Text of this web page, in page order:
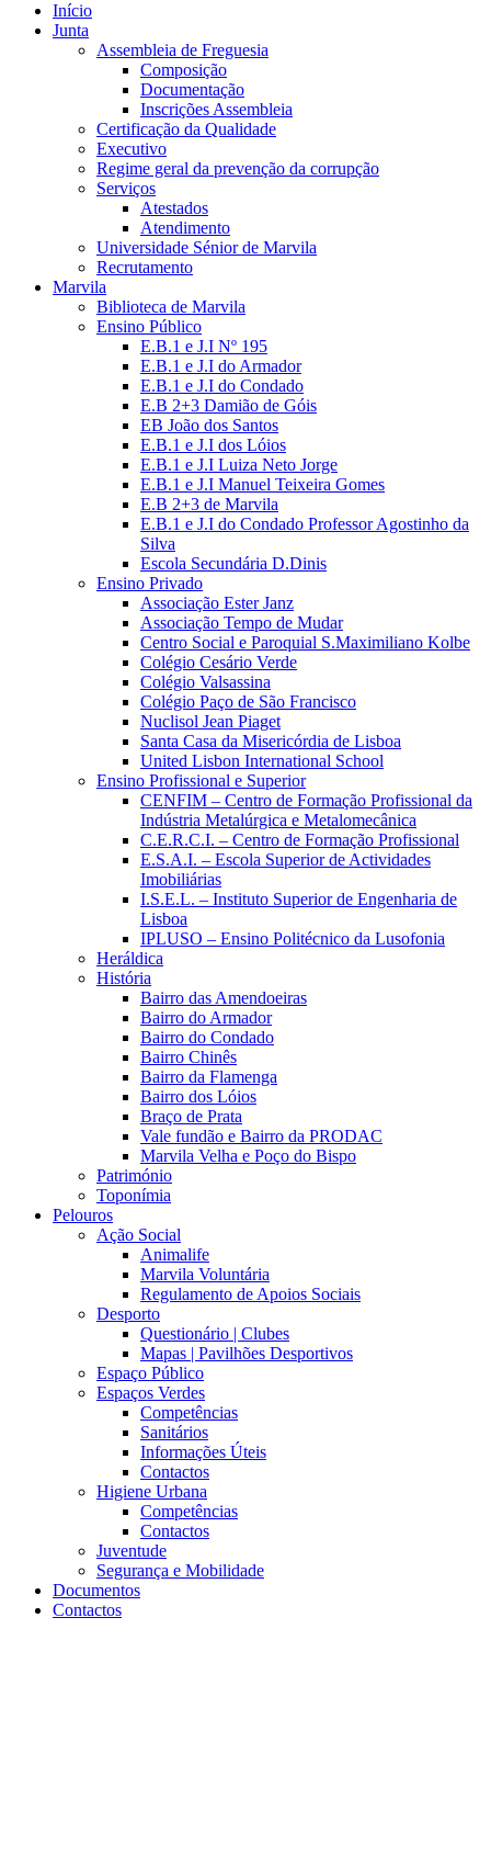
Início
Junta
Assembleia de Freguesia
Composição
Documentação
Inscrições Assembleia
Certificação da Qualidade
Executivo
Regime geral da prevenção da corrupção
Serviços
Atestados
Atendimento
Universidade Sénior de Marvila
Recrutamento
Marvila
Biblioteca de Marvila
Ensino Público
E.B.1 e J.I Nº 195
E.B.1 e J.I do Armador
E.B.1 e J.I do Condado
E.B 2+3 Damião de Góis
EB João dos Santos
E.B.1 e J.I dos Lóios
E.B.1 e J.I Luiza Neto Jorge
E.B.1 e J.I Manuel Teixeira Gomes
E.B 2+3 de Marvila
E.B.1 e J.I do Condado Professor Agostinho da
Silva
Escola Secundária D.Dinis
Ensino Privado
Associação Ester Janz
Associação Tempo de Mudar
Centro Social e Paroquial S.Maximiliano Kolbe
Colégio Cesário Verde
Colégio Valsassina
Colégio Paço de São Francisco
Nuclisol Jean Piaget
Santa Casa da Misericórdia de Lisboa
United Lisbon International School
Ensino Profissional e Superior
CENFIM – Centro de Formação Profissional da
Indústria Metalúrgica e Metalomecânica
C.E.R.C.I. – Centro de Formação Profissional
E.S.A.I. – Escola Superior de Actividades
Imobiliárias
I.S.E.L. – Instituto Superior de Engenharia de
Lisboa
IPLUSO – Ensino Politécnico da Lusofonia
Heráldica
História
Bairro das Amendoeiras
Bairro do Armador
Bairro do Condado
Bairro Chinês
Bairro da Flamenga
Bairro dos Lóios
Braço de Prata
Vale fundão e Bairro da PRODAC
Marvila Velha e Poço do Bispo
Património
Toponímia
Pelouros
Ação Social
Animalife
Marvila Voluntária
Regulamento de Apoios Sociais
Desporto
Questionário | Clubes
Mapas | Pavilhões Desportivos
Espaço Público
Espaços Verdes
Competências
Sanitários
Informações Úteis
Contactos
Higiene Urbana
Competências
Contactos
Juventude
Segurança e Mobilidade
Documentos
Contactos